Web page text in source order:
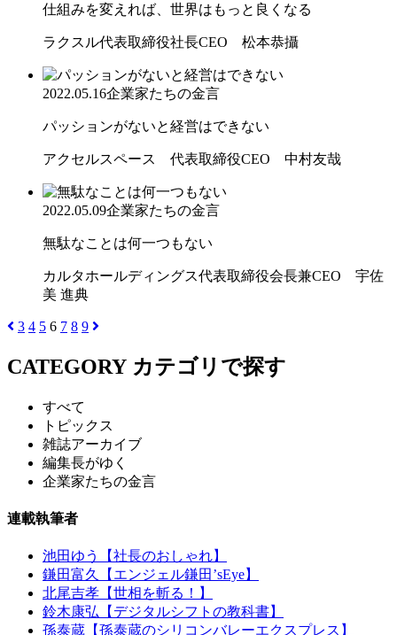
仕組みを変えれば、世界はもっと良くなる
ラクスル代表取締役社長CEO 松本恭攝
2022.05.16企業家たちの金言
パッションがないと経営はできない
アクセルスペース 代表取締役CEO 中村友哉
2022.05.09企業家たちの金言
無駄なことは何一つもない
カルタホールディングス代表取締役会長兼CEO 宇佐
美 進典
3 4 5 6 7 8 9
CATEGORY カテゴリで探す
すべて
トピックス
雑誌アーカイブ
編集長がゆく
企業家たちの金言
連載執筆者
池田ゆう【社長のおしゃれ】
鎌田富久【エンジェル鎌田’sEye】
北尾吉孝【世相を斬る！】
鈴木康弘【デジタルシフトの教科書】
孫泰蔵【孫泰蔵のシリコンバレーエクスプレス】